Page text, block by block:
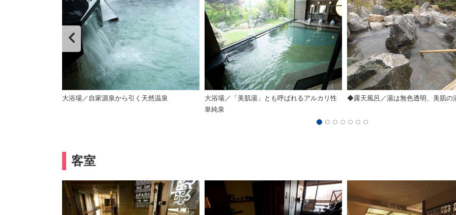
大浴場／自家源泉から引く天然温泉
大浴場／「美肌湯」とも呼ばれるアルカリ性
単純泉
◆露天風呂／湯は無色透明、美肌の
客室